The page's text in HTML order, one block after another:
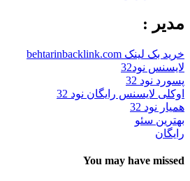
مدیر :
خرید بک لینک behtarinbacklink.com
لایسنس نود32
پسورد نود 32
اوکلی لایسنس رایگان نود 32
همیار نود 32
بهترین سئو
رایگان
You may have missed